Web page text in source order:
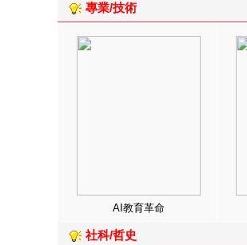
專業/技術
AI教育革命
社科/哲史